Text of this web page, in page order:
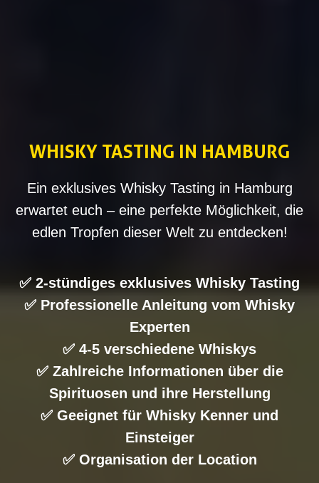
WHISKY TASTING IN HAMBURG
Ein exklusives Whisky Tasting in Hamburg
erwartet euch – eine perfekte Möglichkeit, die
edlen Tropfen dieser Welt zu entdecken!
✅ 2-stündiges exklusives Whisky Tasting
✅ Professionelle Anleitung vom Whisky
Experten
✅ 4-5 verschiedene Whiskys
✅ Zahlreiche Informationen über die
Spirituosen und ihre Herstellung
✅ Geeignet für Whisky Kenner und
Einsteiger
✅ Organisation der Location